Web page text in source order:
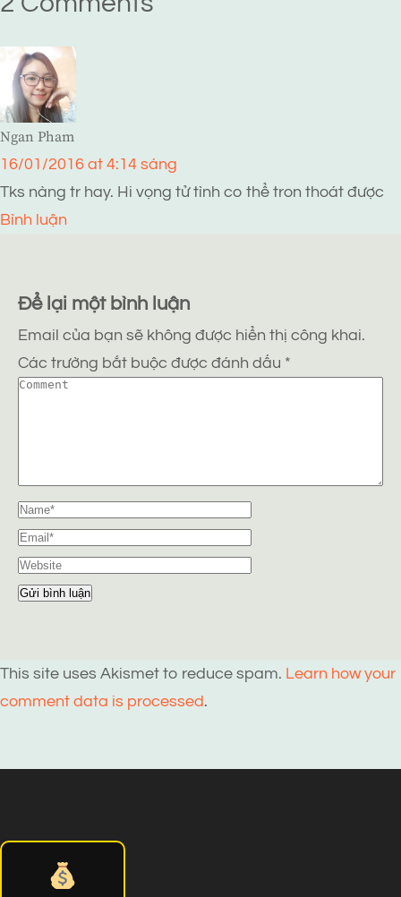
Ngan Pham
16/01/2016 at 4:14 sáng
Tks nàng tr hay. Hi vọng tử tình co thể tron thoát được
Bình luận
Để lại một bình luận
Email của bạn sẽ không được hiển thị công khai.
Các trường bắt buộc được đánh dấu *
This site uses Akismet to reduce spam. Learn how your
comment data is processed.